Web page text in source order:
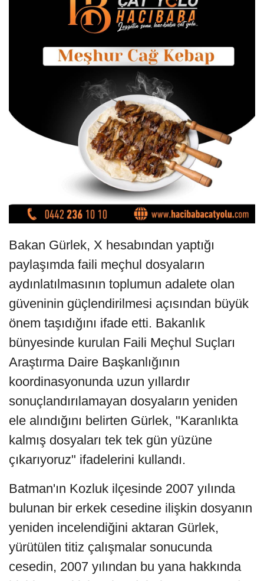
Bakan Gürlek, X hesabından yaptığı
paylaşımda faili meçhul dosyaların
aydınlatılmasının toplumun adalete olan
güveninin güçlendirilmesi açısından büyük
önem taşıdığını ifade etti. Bakanlık
bünyesinde kurulan Faili Meçhul Suçları
Araştırma Daire Başkanlığının
koordinasyonunda uzun yıllardır
sonuçlandırılamayan dosyaların yeniden
ele alındığını belirten Gürlek, "Karanlıkta
kalmış dosyaları tek tek gün yüzüne
çıkarıyoruz" ifadelerini kullandı.
Batman'ın Kozluk ilçesinde 2007 yılında
bulunan bir erkek cesedine ilişkin dosyanın
yeniden incelendiğini aktaran Gürlek,
yürütülen titiz çalışmalar sonucunda
cesedin, 2007 yılından bu yana hakkında